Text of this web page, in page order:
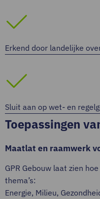
Erkend door landelijke
Sluit aan op wet- en
Toepassingen
Maatlat en raamwerk
GPR Gebouw laat zien
thema’s:
Energie, Milieu,